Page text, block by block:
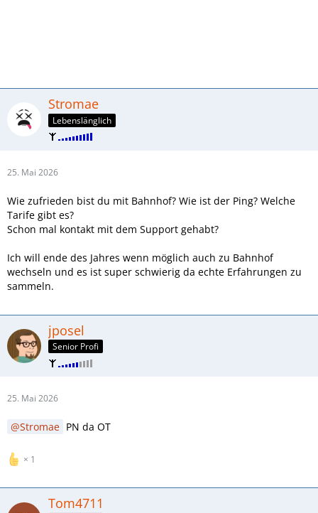
Stromae
Lebenslänglich
25. Mai 2026
Wie zufrieden bist du mit Bahnhof? Wie ist der Ping? Welche
Tarife gibt es?
Schon mal kontakt mit dem Support gehabt?
Ich will ende des Jahres wenn möglich auch zu Bahnhof
wechseln und es ist super schwierig da echte Erfahrungen zu
sammeln.
jposel
Senior Profi
25. Mai 2026
Stromae PN da OT
1
Tom4711